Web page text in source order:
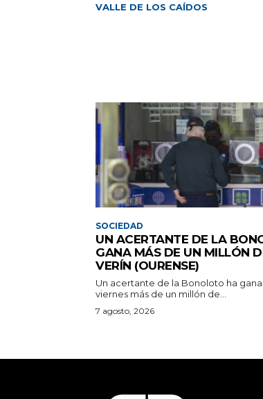
VALLE DE LOS CAÍDOS
SOCIEDAD
UN ACERTANTE DE LA
GANA MÁS DE UN MILLÓN
VERÍN (OURENSE)
Un acertante de la Bonoloto ha
viernes más de un millón de...
7 agosto, 2026